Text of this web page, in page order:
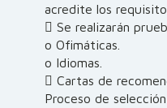
acredite los
 Se realizarán
o Ofimáticas.
o Idiomas.
 Cartas de
Proceso de